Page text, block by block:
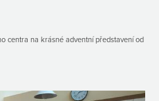
centra na krásné adventní představení od